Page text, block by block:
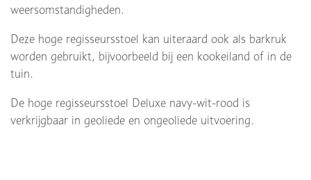
weersomstandigheden.
Deze hoge regisseursstoel kan uiteraard ook als barkruk
worden gebruikt, bijvoorbeeld bij een kookeiland of in de
tuin.
De hoge regisseursstoel Deluxe navy-wit-rood is
verkrijgbaar in geoliede en ongeoliede uitvoering.